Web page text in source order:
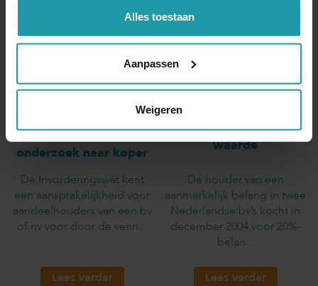
Alles toestaan
Aanpassen
Weigeren
onvoldoende
onderzoek naar koper
De Invorderingswet kent
een aansprakelijkheid voor
aandeelhouders van een bv
of nv voor door de venn...
Lees verder
Overdracht aandelen
aan bv voor te lage
waarde
De houder van een
aanmerkelijk belang in twee
Nederlandse bv’s kocht in
december 2004 voor 20%-
belan...
Lees verder